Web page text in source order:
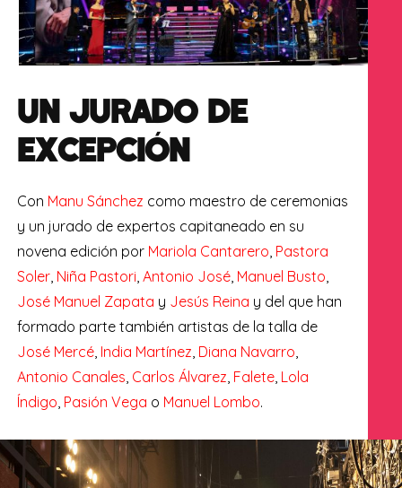
UN JURADO DE
EXCEPCIÓN
Con Manu Sánchez como maestro de ceremonias
y un jurado de expertos capitaneado en su
novena edición por Mariola Cantarero, Pastora
Soler, Niña Pastori, Antonio José, Manuel Busto,
José Manuel Zapata y Jesús Reina y del que han
formado parte también artistas de la talla de
José Mercé, India Martínez, Diana Navarro,
Antonio Canales, Carlos Álvarez, Falete, Lola
Índigo, Pasión Vega o Manuel Lombo.